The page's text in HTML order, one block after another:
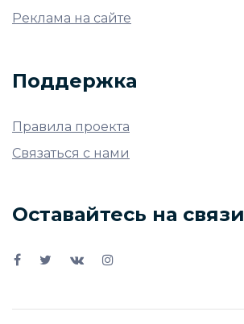
Реклама на сайте
Поддержка
Правила проекта
Связаться с нами
Оставайтесь на связи